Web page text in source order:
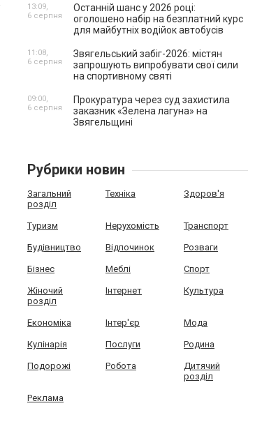
Останній шанс у 2026 році:
оголошено набір на безплатний курс
для майбутніх водійок автобусів
13:09,
6 серпня
Звягельський забіг-2026: містян
запрошують випробувати свої сили
на спортивному святі
11:08,
6 серпня
Прокуратура через суд захистила
заказник «Зелена лагуна» на
Звягельщині
09:00,
6 серпня
Рубрики новин
Загальний
розділ
Техніка Здоров'я
Туризм Нерухомість Транспорт
Будівництво Відпочинок Розваги
Бізнес Меблі Спорт
Жіночий
розділ
Інтернет Культура
Економіка Інтер'єр Мода
Кулінарія Послуги Родина
Подорожі Робота
Дитячий
розділ
Реклама